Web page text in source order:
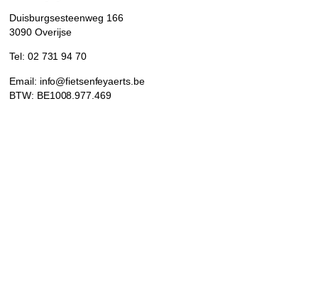
Duisburgsesteenweg 166
3090 Overijse
Tel: 02 731 94 70
Email: info@fietsenfeyaerts.be
BTW: BE1008.977.469